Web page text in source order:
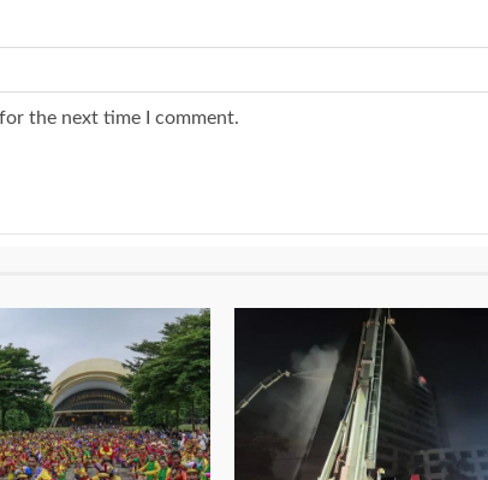
the next time I comment.